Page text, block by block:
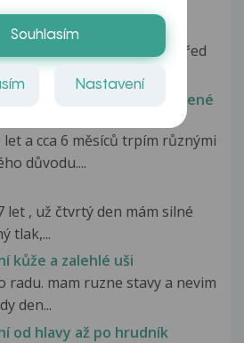
poprosit o Váš názor. Před
bolesti...
poruchy paměti, rozostřené
a cca 6 měsíců trpím různými
důvodu....
let , už čtvrtý den mám silné
tlak,...
kůže a zalehlé uši
radu. mam ruzne stavy a nevim
den...
od hlavy až po hrudník
Souhlasím
Nastavení